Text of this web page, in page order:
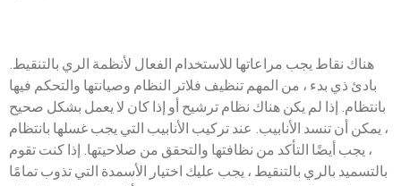
هناك نقاط يجب مراعاتها للاستخدام الفعال لأنظمة الري بالتنقيط.
بادئ ذي بدء ، من المهم تنظيف فلاتر النظام وصيانتها والتحكم فيها
بانتظام. إذا لم يكن هناك نظام ترشيح أو إذا كان لا يعمل بشكل صحيح
، يمكن أن تنسد الأنابيب. عند تركيب الأنابيب التي يجب غسلها بانتظام
، يجب أيضًا التأكد من نظافتها والتحقق من صلاحيتها. إذا كنت تقوم
بالتسميد بالري بالتنقيط ، يجب عليك اختيار الأسمدة التي تذوب تمامًا